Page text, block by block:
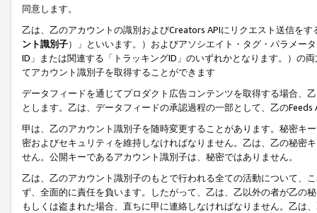
同意します。
乙は、乙のアカウントの識別およびCreators APIにリクエスト送信を
ント識別子）」といいます。）およびアソシエイト・タグ・パラメー
ID」または関連する「トラッキングID」のいずれかとなります。）の
てアカウント識別子を取得することができます
データフィードを通じてプロダクト広告コンテンツを取得する場合、
とします。乙は、データフィードの承認過程の一部として、乙の
甲は、乙のアカウント識別子を随時変更することがあります。秘密キ
密およびセキュリティを維持しなければなりません。乙は、乙の秘密
せん。公開キーであるアカウント識別子は、秘密ではありません。
乙は、乙のアカウント識別子のもとで行われる全ての活動について、
ず、全面的に責任を負います。したがって、乙は、乙以外の者が乙の
もしくは盗まれた場合、直ちに甲に連絡しなければなりません。乙は